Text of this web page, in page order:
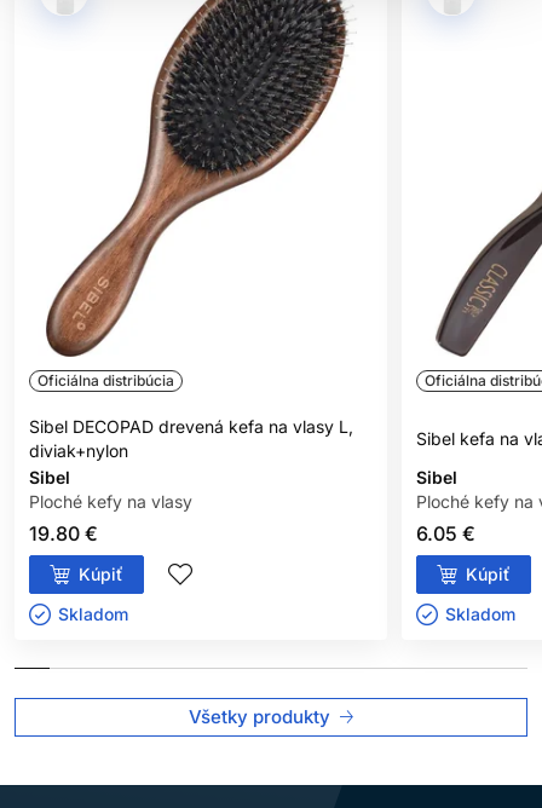
Rukoväť kefy je navrhnutá tak, aby perfektne sadla do ruky a
poskytovala maximálne pohodlie pri česaní vlasov. Ergonomický
dizajn zabezpečuje pevný úchop, vďaka čomu sa kefa nešmýka
a umožňuje jednoduchú manipuláciu aj pri dlhšom používaní.
Ak hľadáte spoľahlivú a elegantnú kefu, ktorá bude skvelou
voľbou pre každodenné rozčesávanie,
je tou pravou. Spojenie funkčnosti, komfortu a
štýlového dizajnu robí z tejto kefy nenahraditeľného pomocníka
vo vašej vlasovej rutine.
Doprajte svojim vlasom starostlivosť, ktorú si zaslúžia, a
vychutnajte si rozčesávanie bez bolesti, lámania či zbytočného
namáhania.
Oficiálna distribúcia
Sibel DECOPAD drevená kefa na vlasy L,
diviak+nylon
Sibel
Ploché kefy na vlasy
19.80 €
Kúpiť
Skladom ㅤ
Oficiálna
Sibel kefa na
Sibel
Ploché kefy na
6.05 €
Kúpiť
Skladom ㅤ
Všetky produkty